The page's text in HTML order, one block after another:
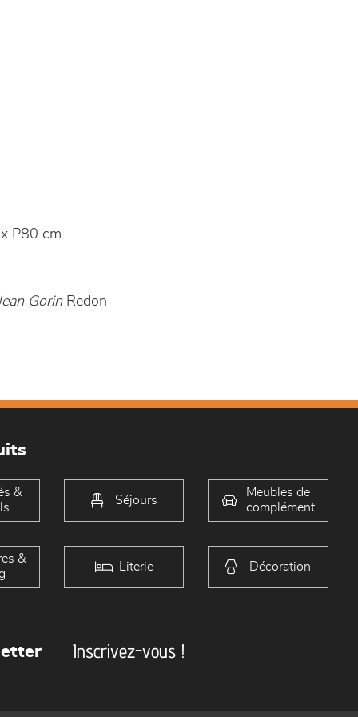
P80 cm
GorinRedon
&
Séjours
Meubles de
complément
&
Literie Décoration
Inscrivez-vous !